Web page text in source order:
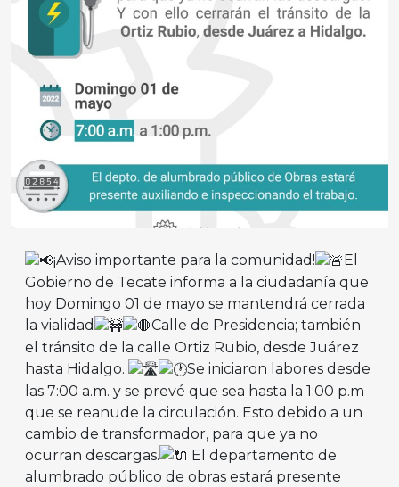
¡Aviso importante para la comunidad!
El
Gobierno de Tecate informa a la ciudadanía que
hoy Domingo 01 de mayo se mantendrá cerrada
la vialidad
Calle de Presidencia; también
el tránsito de la calle Ortiz Rubio, desde Juárez
hasta Hidalgo.
Se iniciaron labores desde
las 7:00 a.m. y se prevé que sea hasta la 1:00 p.m
que se reanude la circulación. Esto debido a un
cambio de transformador, para que ya no
ocurran descargas.
El departamento de
alumbrado público de obras estará presente